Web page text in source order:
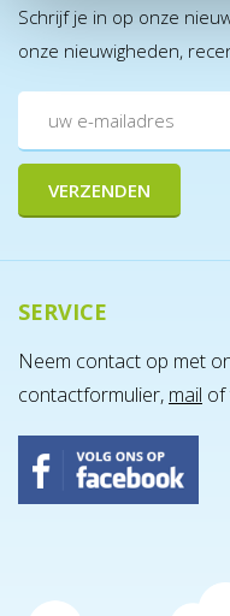
Schrijf je in op onze
onze nieuwigheden,
SERVICE
Neem contact op met
contactformulier, mail of